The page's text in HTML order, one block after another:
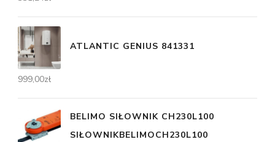
ATLANTIC GENIUS 841331
999,00zł
BELIMO SIŁOWNIK CH230L100
SIŁOWNIKBELIMOCH230L100